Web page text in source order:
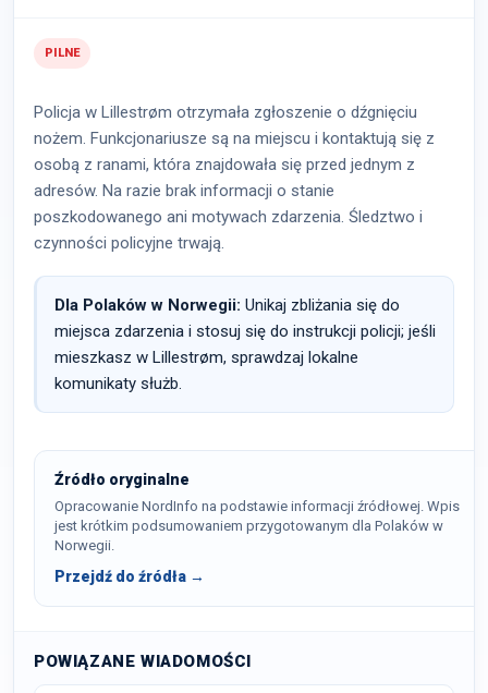
PILNE
Policja w Lillestrøm otrzymała zgłoszenie o dźgnięciu
nożem. Funkcjonariusze są na miejscu i kontaktują się z
osobą z ranami, która znajdowała się przed jednym z
adresów. Na razie brak informacji o stanie
poszkodowanego ani motywach zdarzenia. Śledztwo i
czynności policyjne trwają.
Dla Polaków w Norwegii: Unikaj zbliżania się do
miejsca zdarzenia i stosuj się do instrukcji policji; jeśli
mieszkasz w Lillestrøm, sprawdzaj lokalne
komunikaty służb.
Źródło oryginalne
Opracowanie NordInfo na podstawie informacji źródłowej. Wpis
jest krótkim podsumowaniem przygotowanym dla Polaków w
Norwegii.
Przejdź do źródła →
POWIĄZANE WIADOMOŚCI